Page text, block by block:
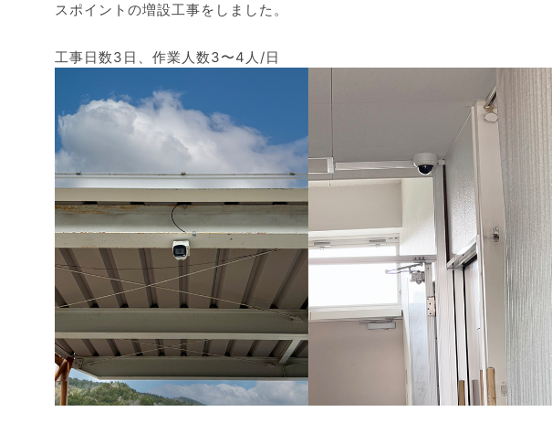
スポイントの増設工事をしました。
工事日数3日、作業人数3〜4人/日